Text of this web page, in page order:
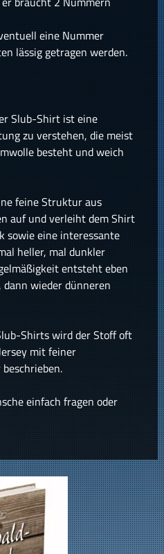
eine Nummer
lässig getragen werden.
Slub-Shirt ist eine
zu verstehen, die meist
besteht und weich
feine Struktur aus
auf und verleiht dem Shirt
sowie eine interessante
heller, mal dunkler
entsteht eben
wieder dünneren
Shirts wird der Stoff oft
mit feiner
einfach fragen oder